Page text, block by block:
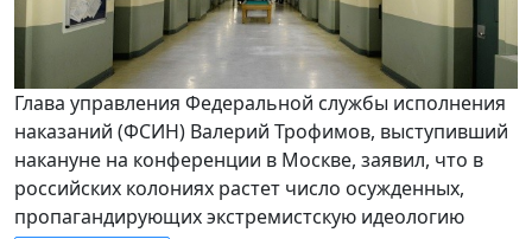
Глава управления Федеральной службы исполнения
наказаний (ФСИН) Валерий Трофимов, выступивший
накануне на конференции в Москве, заявил, что в
российских колониях растет число осужденных,
пропагандирующих экстремистскую идеологию